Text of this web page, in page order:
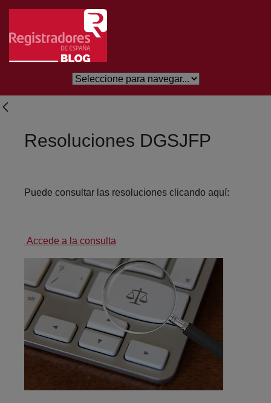
Skip to Main Content
Resoluciones DGSJFP
Puede consultar las resoluciones clicando aquí:
Accede a la consulta